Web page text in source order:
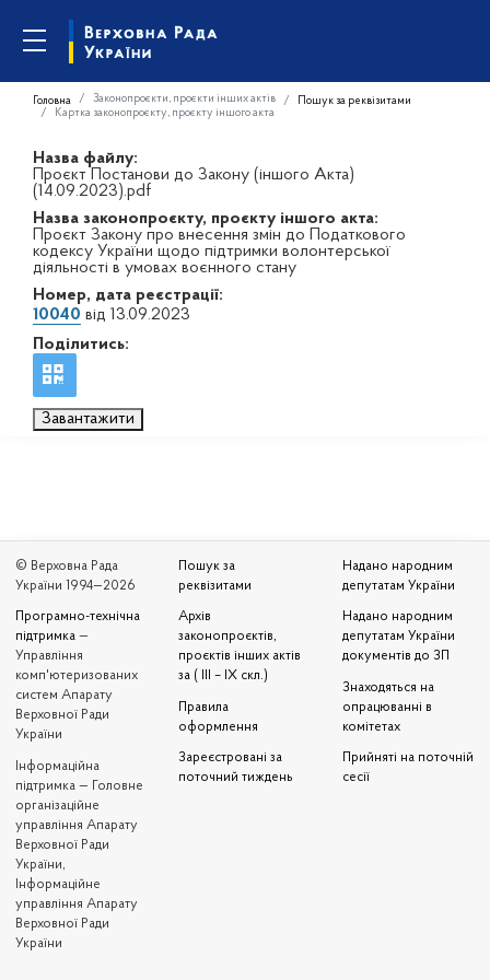
Головна Законопроєкти, проєкти інших актів
Пошук за реквізитами
Картка законопроєкту, проєкту іншого акта
Назва файлу:
Проєкт Постанови до Закону (іншого Акта)
(14.09.2023).pdf
Назва законопроєкту, проєкту іншого акта:
Проєкт Закону про внесення змін до Податкового
кодексу України щодо підтримки волонтерської
діяльності в умовах воєнного стану
Номер, дата реєстрації:
10040 від 13.09.2023
Поділитись:
Завантажити
© Верховна Рада
України 1994—2026
Програмно-технічна
підтримка —
Управління
комп'ютеризованих
систем Апарату
Верховної Ради
України
Iнформаційна
підтримка — Головне
організаційне
управління Апарату
Верховної Ради
України,
Інформаційне
управління Апарату
Верховної Ради
України
Пошук за
реквізитами
Архів
законопроєктів,
проєктів інших актів
за ( III – IX скл.)
Правила
оформлення
Зареєстровані за
поточний тиждень
Надано народним
депутатам України
Надано народним
депутатам України
документів до ЗП
Знаходяться на
опрацюванні в
комітетах
Прийняті на поточній
сесії